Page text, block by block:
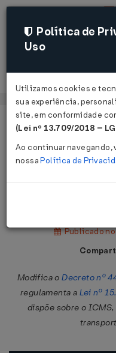
Página Inicial
Decreto Nº
Publicado no
Modifica oDecreto nº
regulamenta a Lei nº
dispõe sobre o
Política de
Uso
Utilizamos cookies e
sua experiência,
site, em conformidade
(Lei nº 13.709/2018 –
Ao continuar navegando,
nossaPolítica de